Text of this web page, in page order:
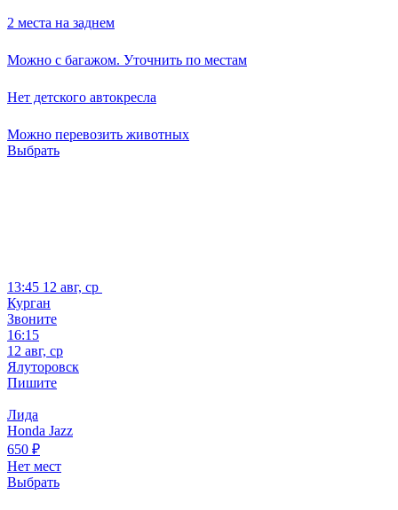
2 места на заднем
Можно с багажом. Уточнить по местам
Нет детского автокресла
Можно перевозить животных
Выбрать
13:45 12 авг, ср
Курган
Звоните
16:15
12 авг, ср
Ялуторовск
Пишите
Лида
Honda Jazz
650 ₽
Нет мест
Выбрать